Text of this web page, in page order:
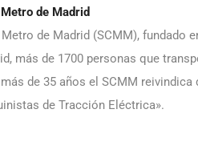
de Madrid
de Madrid (SCMM), fundado
más de 1700 personas que
de 35 años el SCMM reivindica
de Tracción Eléctrica».